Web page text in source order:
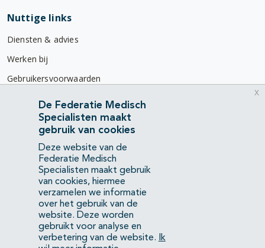
Nuttige links
Diensten & advies
Werken bij
Gebruikersvoorwaarden
Privacyverklaring
Contact
Mercatorlaan 1200
3528 BL Utrecht
(088) 505 34 34
info@richtlijnendatabase.nl
YouTubeLinkedIn
De Federatie Medisch
Specialisten maakt
gebruik van cookies
Deze website van de
Federatie Medisch
Specialisten maakt gebruik
van cookies, hiermee
verzamelen we informatie
over het gebruik van de
website. Deze worden
gebruikt voor analyse en
verbetering van de website.
Ik
x